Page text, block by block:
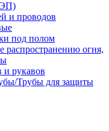
и проводов
под полом
огня,
и рукавов
Трубы для защиты